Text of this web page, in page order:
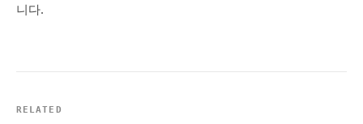
니다.
RELATED